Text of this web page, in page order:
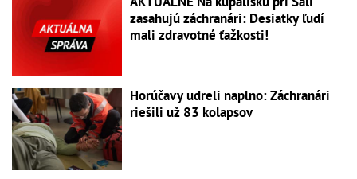
zasahujú záchranári: Desiatky ľudí
mali zdravotné ťažkosti!
Horúčavy udreli naplno: Záchranári
riešili už 83 kolapsov